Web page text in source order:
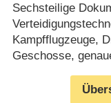
Sechsteilige
Kampfflugzeuge,
Geschosse,